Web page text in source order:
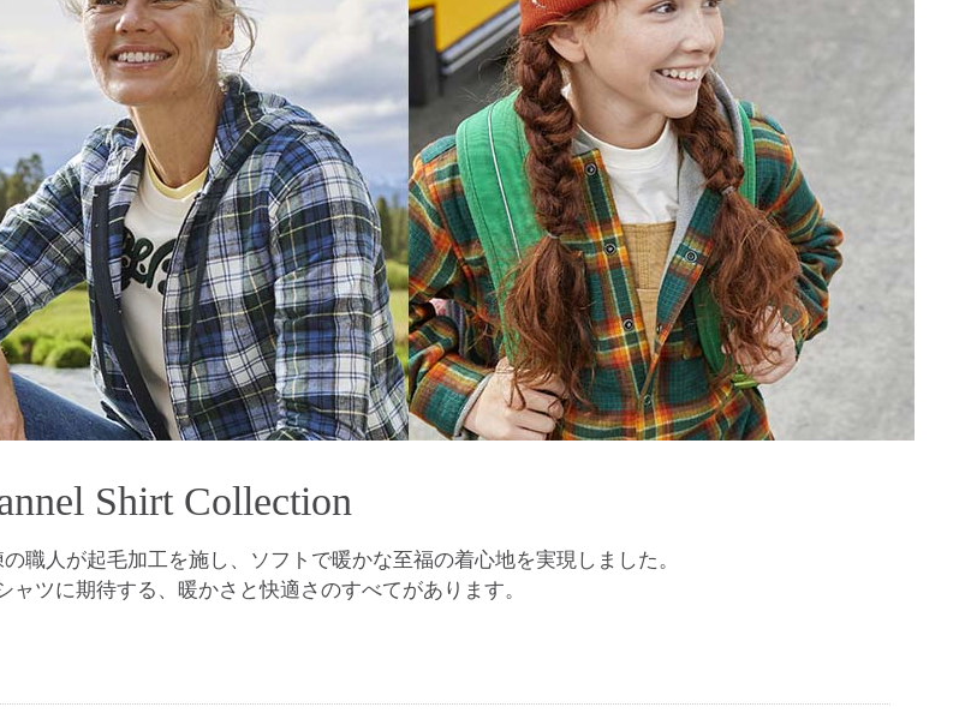
Shirt Collection
職人が起毛加工を施し、ソフトで暖かな至福の着心地を実現しました。
ャツに期待する、暖かさと快適さのすべてがあります。